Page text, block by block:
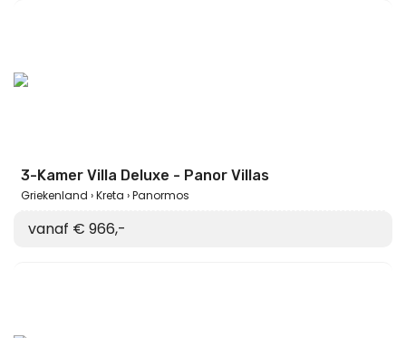
3-Kamer Villa Deluxe - Panor Villas
Griekenland Kreta Panormos
vanaf € 966,-